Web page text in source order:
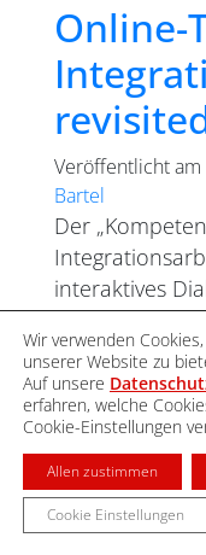
Online-
Veröffentlicht am
Bartel
Der
interaktives
„Wissenschaft
regelmäßigen
Wissenschaft
aktuelle
zu Themen
Wir verwenden
unserer Website zu
Auf unsere
erfahren, welche
Cookie-Einstellungen
Allen zustimmen
Cookie Einstellungen